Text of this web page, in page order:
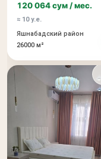
120 064 сум / мес.
≈ 10 у.е.
Яшнабадский район
26000 м²